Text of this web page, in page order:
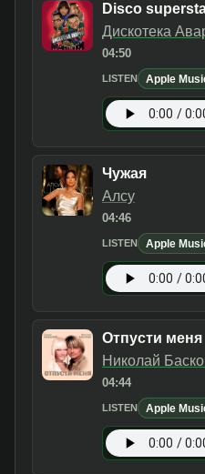
Disco
Дискотека
04:50
LISTEN Apple
Чужая
Алсу
04:46
LISTEN Apple
Отпусти меня
Николай
04:44
LISTEN Apple